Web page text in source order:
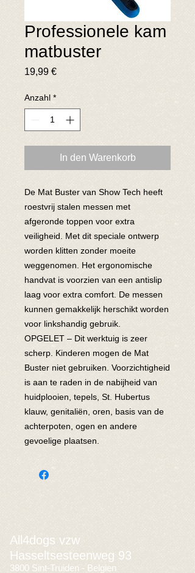
Professionele kam
matbuster
19,99 €Preis
Anzahl *
In den Warenkorb
De Mat Buster van Show Tech heeft
roestvrij stalen messen met
afgeronde toppen voor extra
veiligheid. Met dit speciale ontwerp
worden klitten zonder moeite
weggenomen. Het ergonomische
handvat is voorzien van een antislip
laag voor extra comfort. De messen
kunnen gemakkelijk herschikt worden
voor linkshandig gebruik.
OPGELET – Dit werktuig is zeer
scherp. Kinderen mogen de Mat
Buster niet gebruiken. Voorzichtigheid
is aan te raden in de nabijheid van
huidplooien, tepels, St. Hubertus
klauw, genitaliën, oren, basis van de
achterpoten, ogen en andere
gevoelige plaatsen.
All4dogs vzw
Hasseltsesteenweg 93
3800 Sint-Truiden - Belgien